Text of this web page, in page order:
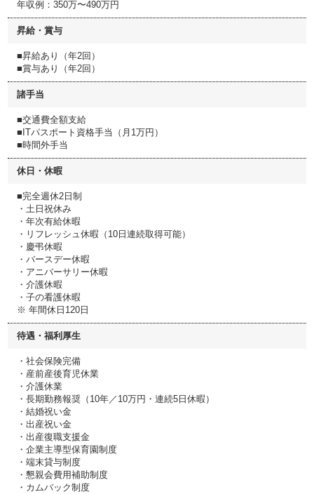
年収例：350万〜490万円
昇給・賞与
■昇給あり（年2回）
■賞与あり（年2回）
諸手当
■交通費全額支給
■ITパスポート資格手当（月1万円）
■時間外手当
休日・休暇
■完全週休2日制
・土日祝休み
・年次有給休暇
・リフレッシュ休暇（10日連続取得可能）
・慶弔休暇
・バースデー休暇
・アニバーサリー休暇
・介護休暇
・子の看護休暇
※ 年間休日120日
待遇・福利厚生
・社会保険完備
・産前産後育児休業
・介護休業
・長期勤務報奨（10年／10万円・連続5日休暇）
・結婚祝い金
・出産祝い金
・出産復職支援金
・企業主導型保育園制度
・端末貸与制度
・懇親会費用補助制度
・カムバック制度